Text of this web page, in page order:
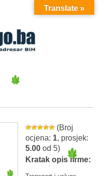
MENU
(Broj
ocjena: 1, prosjek:
5.00 od 5)
Kratak opis firme:
Translate »